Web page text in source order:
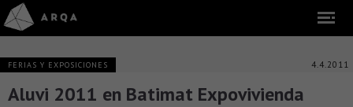
FERIAS Y EXPOSICIONES 4.4.2011
Aluvi 2011 en Batimat Expovivienda